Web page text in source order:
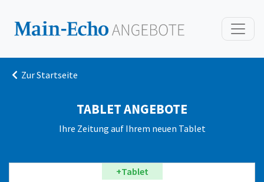
Zur Startseite
TABLET ANGEBOTE
Ihre Zeitung auf Ihrem neuen Tablet
+Tablet